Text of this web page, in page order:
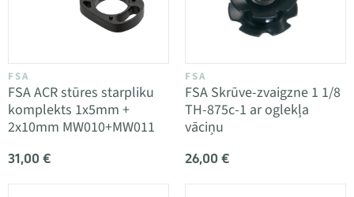
FSA
FSA ACR stūres starpliku
komplekts 1x5mm +
2x10mm MW010+MW011
31,00 €
FSA
FSA Skrūve-zvaigzne 1 1/8
TH-875c-1 ar oglekļa
vāciņu
26,00 €